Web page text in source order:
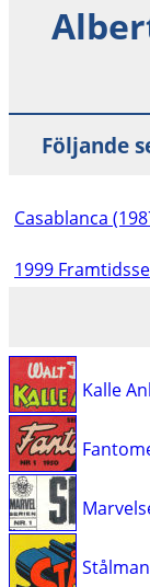
Följande
Casablanca
1999
Kalle